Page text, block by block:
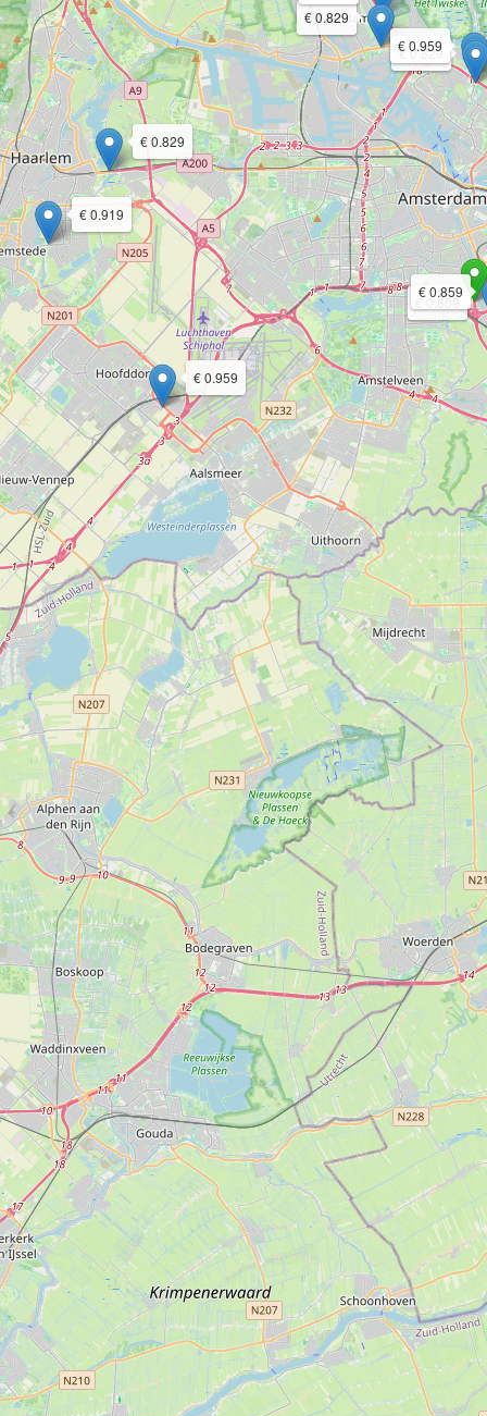
€ 0.809
€ 0.829
€ 0.829
€ 0.829
€ 0.859
€ 0.919
€ 0.959
€ 0.959